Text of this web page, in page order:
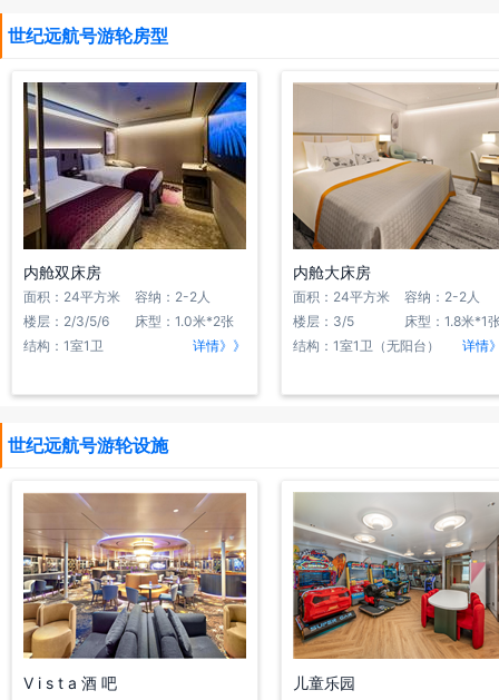
世纪远航号游轮房型
内舱双床房
面积：24平方米
容纳：2-2人
楼层：2/3/5/6
床型：1.0米*2张
结构：1室1卫
详情》》
内舱大床房
面积：24平方米
容纳：2-2人
楼层：3/5
床型：1.8米*1
结构：1室1卫（无阳台）
详情
世纪远航号游轮设施
V i s t a 酒 吧 儿童乐园